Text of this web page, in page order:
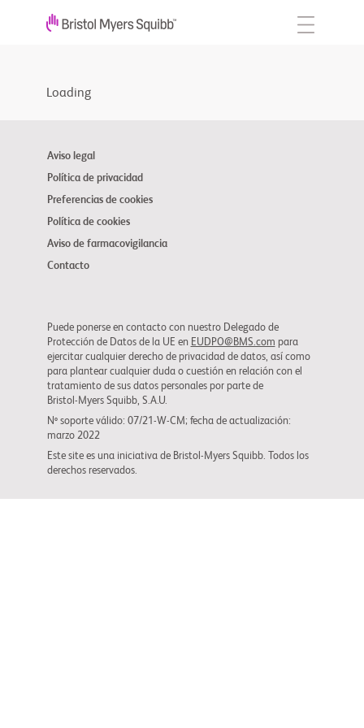
Loading
Aviso legal
Política de privacidad
Preferencias de cookies
Política de cookies
Aviso de farmacovigilancia
Contacto
Puede ponerse en contacto con nuestro Delegado de
Protección de Datos de la UE en EUDPO@BMS.com para
ejercitar cualquier derecho de privacidad de datos, así como
para plantear cualquier duda o cuestión en relación con el
tratamiento de sus datos personales por parte de
Bristol-Myers Squibb, S.A.U.
Nº soporte válido: 07/21-W-CM; fecha de actualización:
marzo 2022
Este site es una iniciativa de Bristol-Myers Squibb. Todos los
derechos reservados.